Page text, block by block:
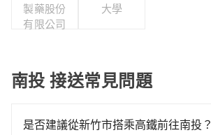
製藥股份
有限公司
大學
南投 接送常見問題
是否建議從新竹市搭乘高鐵前往南投？